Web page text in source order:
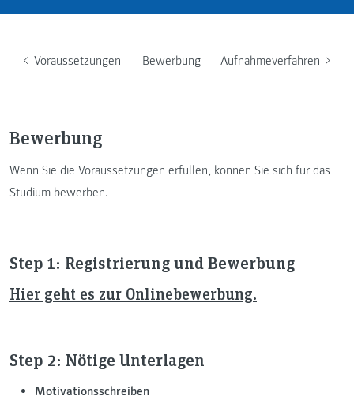
Voraussetzungen Bewerbung Aufnahmeverfahren
Bewerbung
Wenn Sie die Voraussetzungen erfüllen, können Sie sich für das
Studium bewerben.
Step 1: Registrierung und Bewerbung
Hier geht es zur Onlinebewerbung.
Step 2: Nötige Unterlagen
Motivationsschreiben